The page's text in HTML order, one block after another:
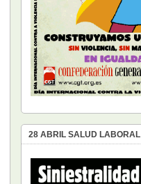
28 ABRIL SALUD LABORAL